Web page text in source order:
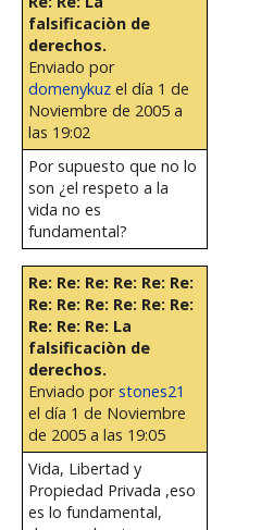
falsificaciòn de
derechos.
Enviado por
domenykuzel día 1 de
Noviembre de 2005 a
las 19:02
Por supuesto que no lo
son ¿el respeto a la
vida no es
fundamental?
Re: Re: Re: Re: Re: Re:
Re: Re: Re: Re: Re: Re:
Re: Re: Re: La
falsificaciòn de
derechos.
Enviado porstones21
el día 1 de Noviembre
de 2005 a las 19:05
Vida, Libertad y
Propiedad Privada ,eso
es lo fundamental,